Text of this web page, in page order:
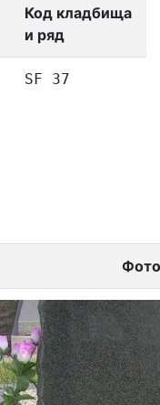
Код кладбища
и ряд
SF 37
Фото